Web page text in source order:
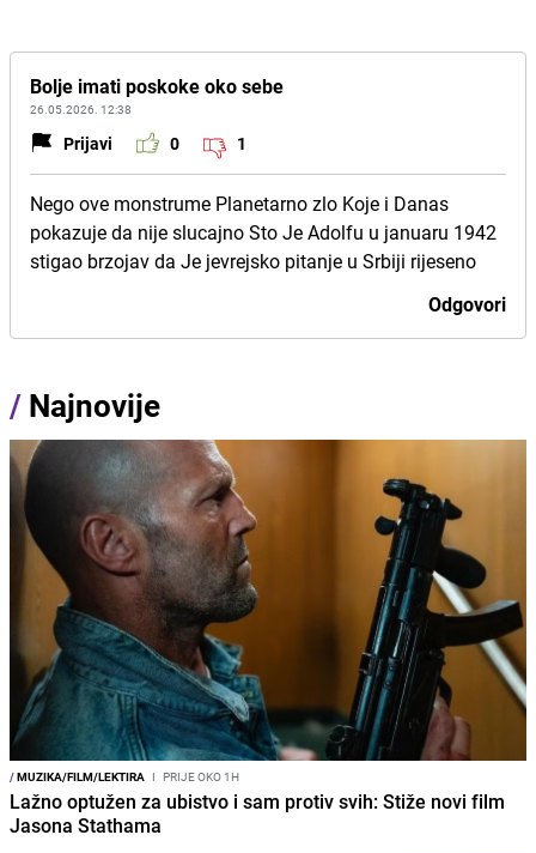
Bolje imati poskoke oko sebe
26.05.2026. 12:38
Prijavi 0 1
Nego ove monstrume Planetarno zlo Koje i Danas
pokazuje da nije slucajno Sto Je Adolfu u januaru 1942
stigao brzojav da Je jevrejsko pitanje u Srbiji rijeseno
Odgovori
/ Najnovije
/MUZIKA/FILM/LEKTIRA I PRIJE OKO 1H
Lažno optužen za ubistvo i sam protiv svih: Stiže novi film
Jasona Stathama